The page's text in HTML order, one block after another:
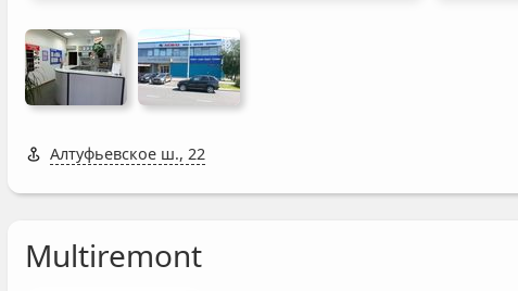
Алтуфьевское ш., 22
Multiremont